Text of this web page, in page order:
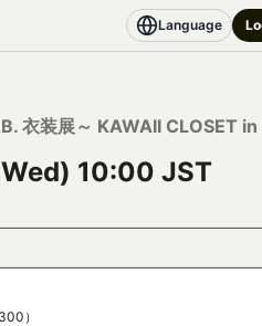
Language
衣装展～ KAWAII CLOSET in
10:00 JST
）